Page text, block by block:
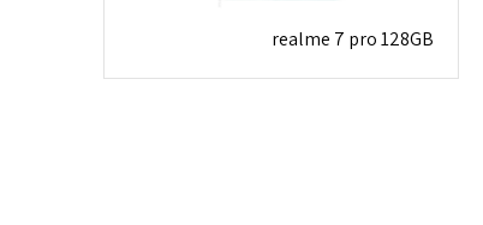
realme 7 pro 128GB